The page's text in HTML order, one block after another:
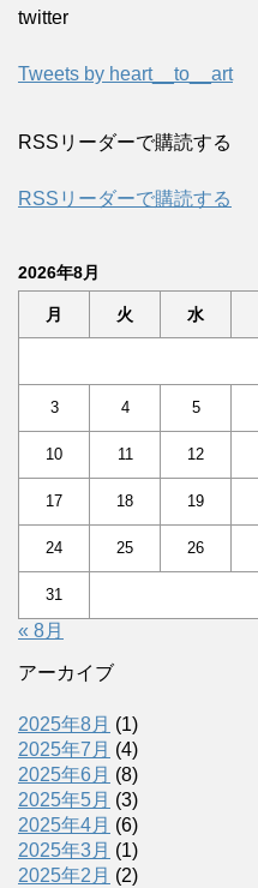
twitter
Tweets by heart__to__art
RSSリーダーで購読する
RSSリーダーで購読する
2026年8月
月 火 水
3 4 5
10 11 12
17 18 19
24 25 26
31
« 8月
アーカイブ
2025年8月 (1)
2025年7月 (4)
2025年6月 (8)
2025年5月 (3)
2025年4月 (6)
2025年3月 (1)
2025年2月 (2)